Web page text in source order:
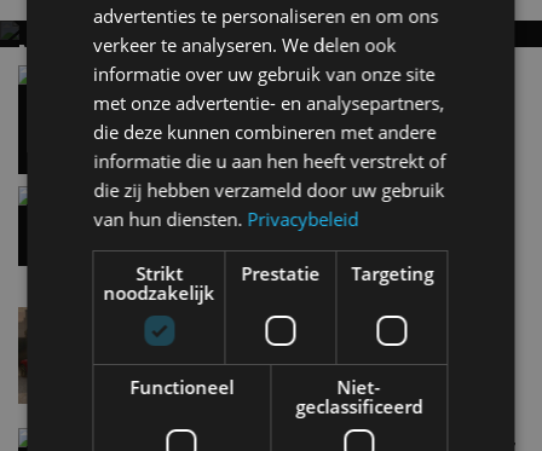
MET KORTING NAAR EV EXPERIENCE 2026?
AUTORAI REGELT HET!
EV Experience 2026 van 24 tot 26 september
Vergelijking: BMW iX3 vs Volvo EX60 – Welke
moet je hebben?
28 mei
Gespot: een Chevrolet Corvette Z06
7 aug
Lamborghini Revuelto eert 60 jaar Miura met
speciale editie
6 aug
Carbon fibre op je laadkabel: nergens voor nodig,
advertenties te personaliseren en om ons
verkeer te analyseren. We delen ook
informatie over uw gebruik van onze site
met onze advertentie- en analysepartners,
die deze kunnen combineren met andere
informatie die u aan hen heeft verstrekt of
die zij hebben verzameld door uw gebruik
van hun diensten. Privacybeleid
Strikt
noodzakelijk
Prestatie Targeting
Functioneel
Niet-
geclassificeerd